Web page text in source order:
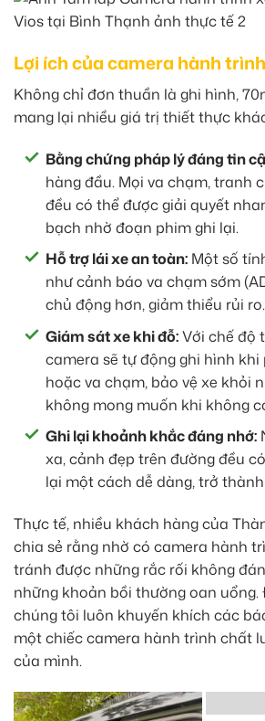
Lợi ích của camera hành
Không chỉ đơn thuần là ghi hình,
mang lại nhiều giá trị thiết thực
Bằng chứng pháp lý đáng tin
hàng đầu. Mọi va chạm, tranh
đều có thể được giải quyết
bạch nhờ đoạn phim ghi lại.
Hỗ trợ lái xe an toàn: Một số
như cảnh báo va chạm sớm
chủ động hơn, giảm thiểu rủi ro.
Giám sát xe khi đỗ:Với chế độ
camera sẽ tự động ghi hình
hoặc va chạm, bảo vệ xe khỏi
không mong muốn khi không
Ghi lại khoảnh khắc đáng nhớ:
xa, cảnh đẹp trên đường đều
lại một cách dễ dàng, trở
Thực tế, nhiều khách hàng của
chia sẻ rằng nhờ có camera hành
tránh được những rắc rối không
những khoản bồi thường oan uổng.
chúng tôi luôn khuyến khích các
một chiếc camera hành trình chất
của mình.